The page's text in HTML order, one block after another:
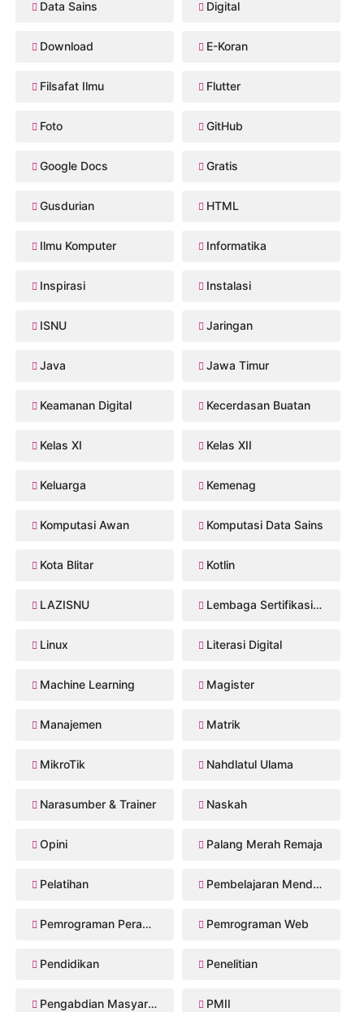
Data Sains Digital
Download E-Koran
Filsafat Ilmu Flutter
Foto GitHub
Google Docs Gratis
Gusdurian HTML
Ilmu Komputer Informatika
Inspirasi Instalasi
ISNU Jaringan
Java Jawa Timur
Keamanan Digital Kecerdasan Buatan
Kelas XI Kelas XII
Keluarga Kemenag
Komputasi Awan Komputasi Data Sains
Kota Blitar Kotlin
LAZISNU Lembaga Sertifikasi Profesi
Linux Literasi Digital
Machine Learning Magister
Manajemen Matrik
MikroTik Nahdlatul Ulama
Narasumber & Trainer Naskah
Opini Palang Merah Remaja
Pelatihan Pembelajaran Mendalam
Pemrograman Perangkat Bergerak Pemrograman Web
Pendidikan Penelitian
Pengabdian Masyarakat PMII